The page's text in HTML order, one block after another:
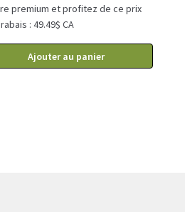
premium et profitez de ce prix
rabais : 49.49$ CA
Ajouter au panier